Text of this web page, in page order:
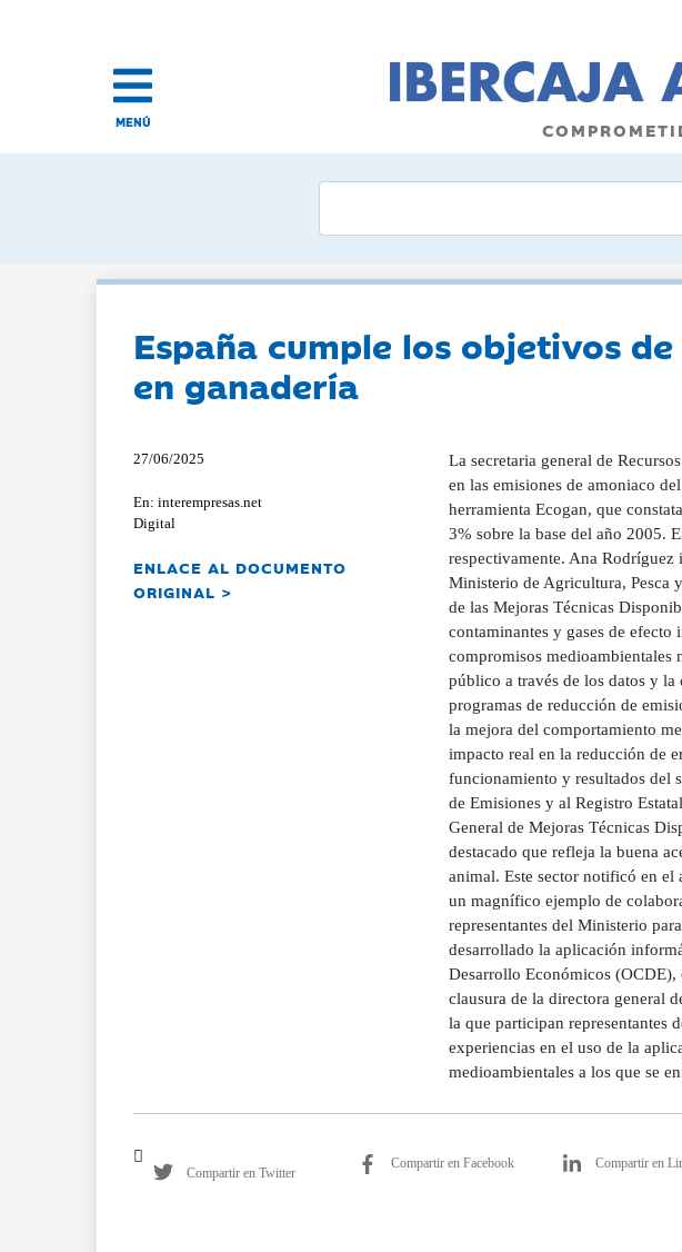
MENÚ
España cumple los objetivos
en ganadería
27/06/2025
En: interempresas.net
Digital
ENLACE AL DOCUMENTO
ORIGINAL >
La secretaria general de
en las emisiones de amoniaco
herramienta Ecogan, que
3% sobre la base del año 2005.
respectivamente. Ana
Ministerio de Agricultura, Pesca
de las Mejoras Técnicas
contaminantes y gases de
compromisos medioambientales
público a través de los datos y
programas de reducción de
la mejora del comportamiento
impacto real en la reducción de
funcionamiento y resultados del
de Emisiones y al Registro
General de Mejoras Técnicas
destacado que refleja la buena
animal. Este sector notificó en el
un magnífico ejemplo de
representantes del Ministerio
desarrollado la aplicación
Desarrollo Económicos (OCDE),
clausura de la directora general
la que participan representantes
experiencias en el uso de la
medioambientales a los que se
Compartir en Twitter
Compartir en Facebook Compartir en